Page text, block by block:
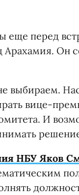
еще перед
Арахамия. Он
выбираем.
вице-
И
НБУ Яков